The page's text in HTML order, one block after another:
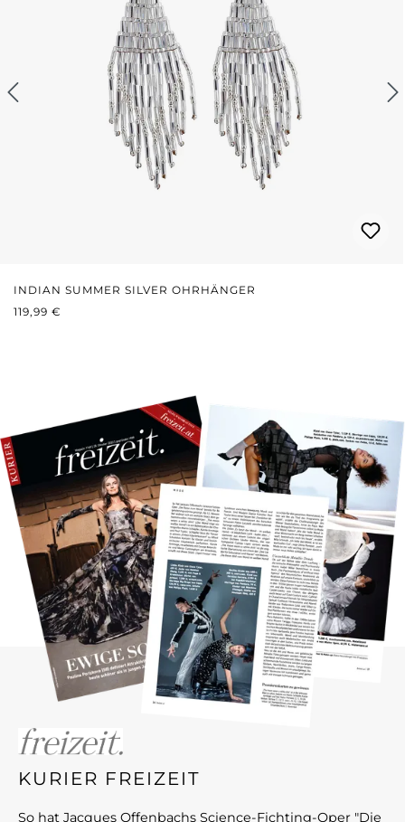
INDIAN SUMMER SILVER OHRHÄNGER
REGULÄRER PREIS:
119,99 €
KURIER FREIZEIT
So hat Jacques Offenbachs Science-Fichting-Oper "Die